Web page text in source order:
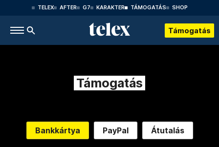
TELEX AFTER G7 KARAKTER TÁMOGATÁS SHOP
Támogatás
Támogatás
Bankkártya PayPal Átutalás